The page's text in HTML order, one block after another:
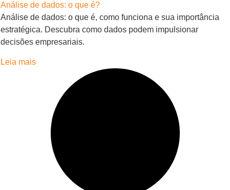
Análise de dados: o que é?
Análise de dados: o que é, como funciona e sua importância
estratégica. Descubra como dados podem impulsionar
decisões empresariais.
Leia mais